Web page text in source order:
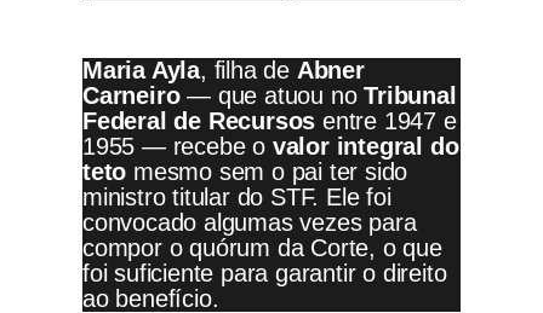
Maria Ayla, filha de Abner
Carneiro— que atuou noTribunal
Federal de Recursos entre 1947 e
1955 — recebe o valor integral do
teto mesmo sem o pai ter sido
ministro titular do STF. Ele foi
convocado algumas vezes para
compor o quórum da Corte, o que
foi suficiente para garantir o direito
ao benefício.